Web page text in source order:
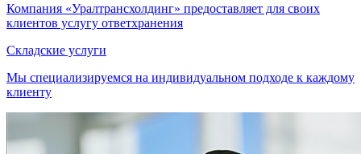
Компания «Уралтрансхолдинг» предоставляет для своих
клиентов услугу ответхранения
Складские услуги
Мы специализируемся на индивидуальном подходе к каждому
клиенту